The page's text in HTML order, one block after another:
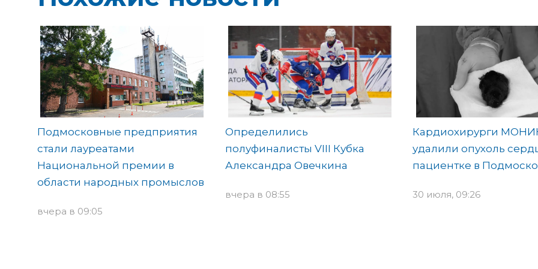
Подмосковные предприятия
стали лауреатами
Национальной премии в
области народных промыслов
вчера в 09:05
Определились
полуфиналисты VIII Кубка
Александра Овечкина
вчера в 08:55
Кардиохирурги
удалили опухоль
пациентке в
30 июля, 09:26